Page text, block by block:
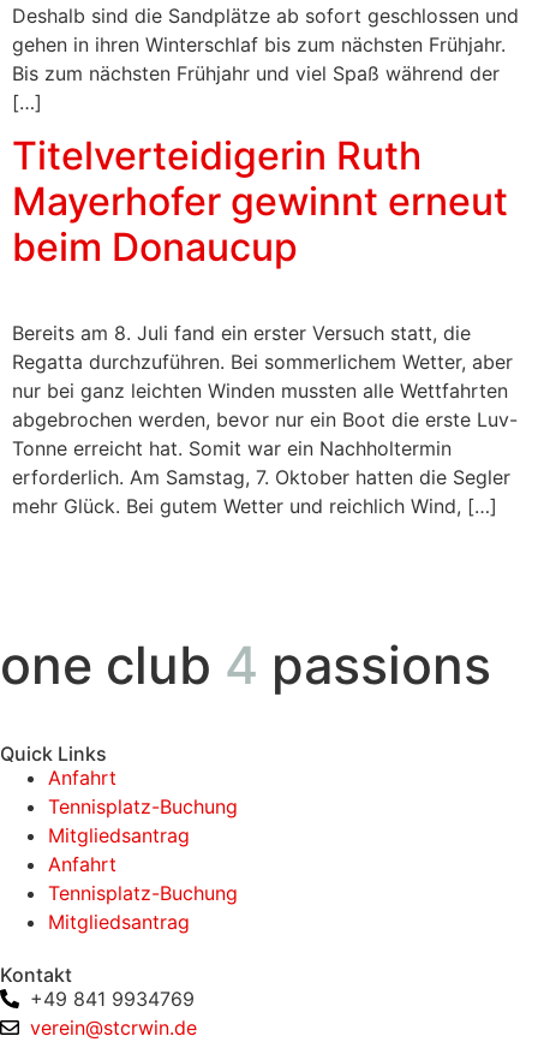
Deshalb sind die Sandplätze ab sofort geschlossen und
gehen in ihren Winterschlaf bis zum nächsten Frühjahr.
Bis zum nächsten Frühjahr und viel Spaß während der
[…]
Titelverteidigerin Ruth
Mayerhofer gewinnt erneut
beim Donaucup
Bereits am 8. Juli fand ein erster Versuch statt, die
Regatta durchzuführen. Bei sommerlichem Wetter, aber
nur bei ganz leichten Winden mussten alle Wettfahrten
abgebrochen werden, bevor nur ein Boot die erste Luv-
Tonne erreicht hat. Somit war ein Nachholtermin
erforderlich. Am Samstag, 7. Oktober hatten die Segler
mehr Glück. Bei gutem Wetter und reichlich Wind, […]
one club 4 passions
Quick Links
Anfahrt
Tennisplatz-Buchung
Mitgliedsantrag
Anfahrt
Tennisplatz-Buchung
Mitgliedsantrag
Kontakt
+49 841 9934769
verein@stcrwin.de